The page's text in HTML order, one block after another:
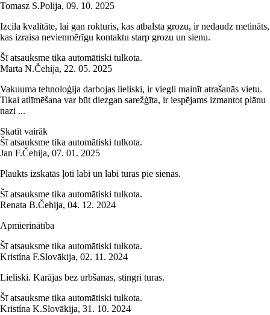
Tomasz S.Polija, 09. 10. 2025
Izcila kvalitāte, lai gan rokturis, kas atbalsta grozu, ir nedaudz metināts,
kas izraisa nevienmērīgu kontaktu starp grozu un sienu.
Šī atsauksme tika automātiski tulkota.
Marta N.Čehija, 22. 05. 2025
Vakuuma tehnoloģija darbojas lieliski, ir viegli mainīt atrašanās vietu.
Tikai atlīmēšana var būt diezgan sarežģīta, ir iespējams izmantot plānu
nazi ...
Skatīt vairāk
Šī atsauksme tika automātiski tulkota.
Jan F.Čehija, 07. 01. 2025
Plaukts izskatās ļoti labi un labi turas pie sienas.
Šī atsauksme tika automātiski tulkota.
Renata B.Čehija, 04. 12. 2024
Apmierinātība
Šī atsauksme tika automātiski tulkota.
Kristína F.Slovākija, 02. 11. 2024
Lieliski. Karājas bez urbšanas, stingri turas.
Šī atsauksme tika automātiski tulkota.
Kristína K.Slovākija, 31. 10. 2024